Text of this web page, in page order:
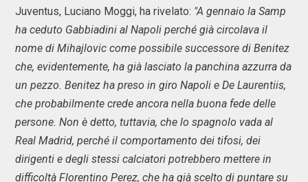
Juventus, Luciano Moggi, ha rivelato: "A gennaio la Samp
ha ceduto Gabbiadini al Napoli perché già circolava il
nome di Mihajlovic come possibile successore di Benitez
che, evidentemente, ha già lasciato la panchina azzurra da
un pezzo. Benitez ha preso in giro Napoli e De Laurentiis,
che probabilmente crede ancora nella buona fede delle
persone. Non è detto, tuttavia, che lo spagnolo vada al
Real Madrid, perché il comportamento dei tifosi, dei
dirigenti e degli stessi calciatori potrebbero mettere in
difficoltà Florentino Perez, che ha già scelto di puntare su